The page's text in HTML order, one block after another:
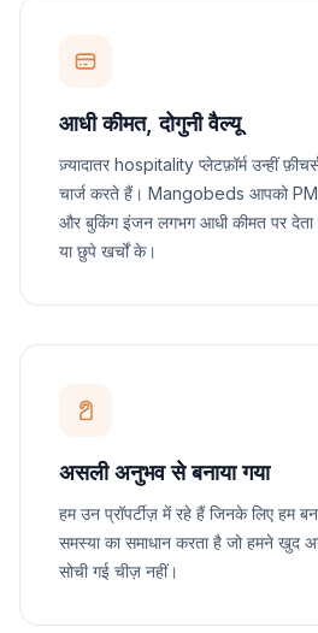
आधी कीमत, दोगुनी वैल्यू
ज़्यादातर hospitality प्लेटफ़ॉर्म उन्हीं
चार्ज करते हैं। Mangobeds आपको
और बुकिंग इंजन लगभग आधी कीमत पर देता
या छुपे खर्चों के।
असली अनुभव से बनाया गया
हम उन प्रॉपर्टीज़ में रहे हैं जिनके लिए हम
समस्या का समाधान करता है जो हमने खुद
सोची गई चीज़ नहीं।